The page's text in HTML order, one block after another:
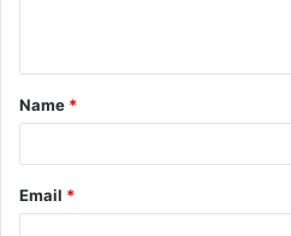
Name *
Email *